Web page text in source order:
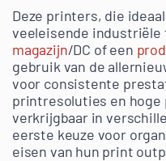
Deze printers, die
veeleisende industriële
magazijn/DC of een
gebruik van de
voor consistente
printresoluties en hoge
verkrijgbaar in
eerste keuze voor
eisen van hun print